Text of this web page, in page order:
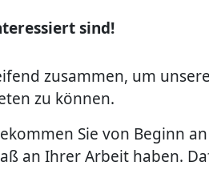
sind!
zusammen, um
zu können.
Sie von Beginn
an Ihrer Arbeit haben.